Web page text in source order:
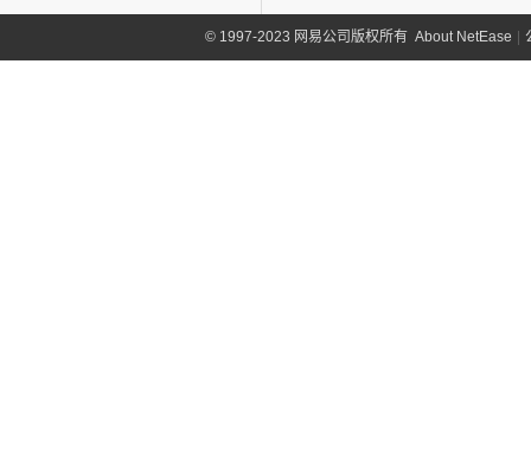
©1997-2023 网易公司版权所有 About NetEase